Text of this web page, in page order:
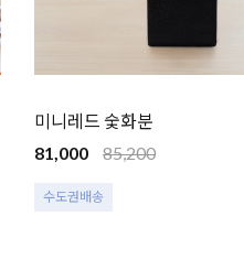
미니레드 숯화분
81,000
85,200
수도권배송